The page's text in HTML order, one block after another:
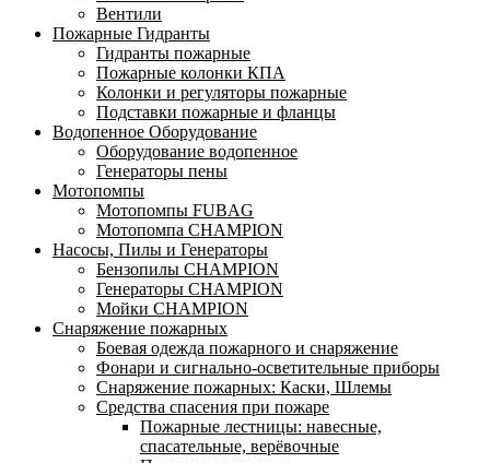
Вентили
Пожарные Гидранты
Гидранты пожарные
Пожарные колонки КПА
Колонки и регуляторы пожарные
Подставки пожарные и фланцы
Водопенное Оборудование
Оборудование водопенное
Генераторы пены
Мотопомпы
Мотопомпы FUBAG
Мотопомпа CHAMPION
Насосы, Пилы и Генераторы
Бензопилы CHAMPION
Генераторы CHAMPION
Мойки CHAMPION
Снаряжение пожарных
Боевая одежда пожарного и снаряжение
Фонари и сигнально-осветительные приборы
Снаряжение пожарных: Каски, Шлемы
Средства спасения при пожаре
Пожарные лестницы: навесные,
спасательные, верёвочные